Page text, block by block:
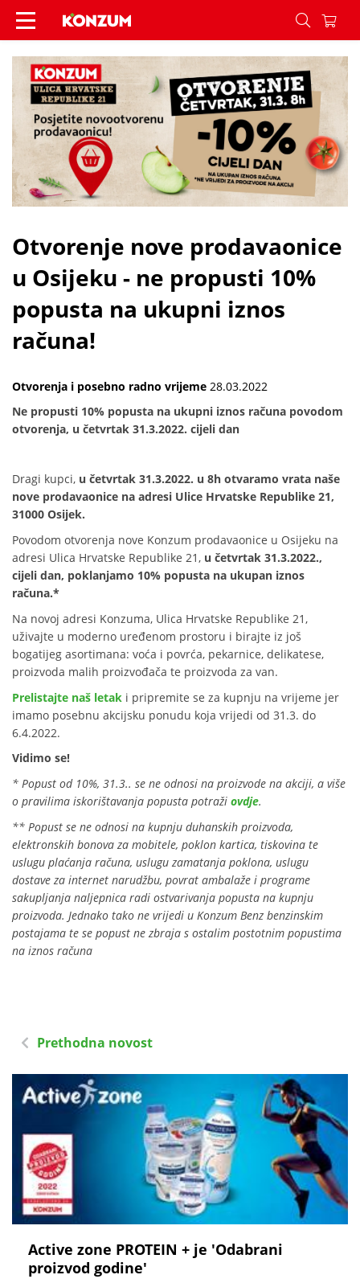
Otvorenje nove prodavaonice u Osijeku - ne
Otvorenje nove prodavaonice
u Osijeku - ne propusti 10%
popusta na ukupni iznos
računa!
Otvorenja i posebno radno vrijeme 28.03.2022
Ne propusti 10% popusta na ukupni iznos računa povodom
otvorenja, u četvrtak 31.3.2022. cijeli dan
Dragi kupci, u četvrtak 31.3.2022. u 8h otvaramo vrata naše
nove prodavaonice na adresi Ulice Hrvatske Republike 21,
31000 Osijek.
Povodom otvorenja nove Konzum prodavaonice u Osijeku na
adresi Ulica Hrvatske Republike 21, u četvrtak 31.3.2022.,
cijeli dan, poklanjamo 10% popusta na ukupan iznos
računa.*
Na novoj adresi Konzuma, Ulica Hrvatske Republike 21,
uživajte u moderno uređenom prostoru i birajte iz još
bogatijeg asortimana: voća i povrća, pekarnice, delikatese,
proizvoda malih proizvođača te proizvoda za van.
Prelistajte naš letak i pripremite se za kupnju na vrijeme jer
imamo posebnu akcijsku ponudu koja vrijedi od 31.3. do
6.4.2022.
Vidimo se!
* Popust od 10%, 31.3.. se ne odnosi na proizvode na akciji, a više
o pravilima iskorištavanja popusta potraži ovdje.
** Popust se ne odnosi na kupnju duhanskih proizvoda,
elektronskih bonova za mobitele, poklon kartica, tiskovina te
uslugu plaćanja računa, uslugu zamatanja poklona, uslugu
dostave za internet narudžbu, povrat ambalaže i programe
sakupljanja naljepnica radi ostvarivanja popusta na kupnju
proizvoda. Jednako tako ne vrijedi u Konzum Benz benzinskim
postajama te se popust ne zbraja s ostalim postotnim popustima
na iznos računa
Prethodna novost
Active zone PROTEIN + je 'Odabrani
proizvod godine'